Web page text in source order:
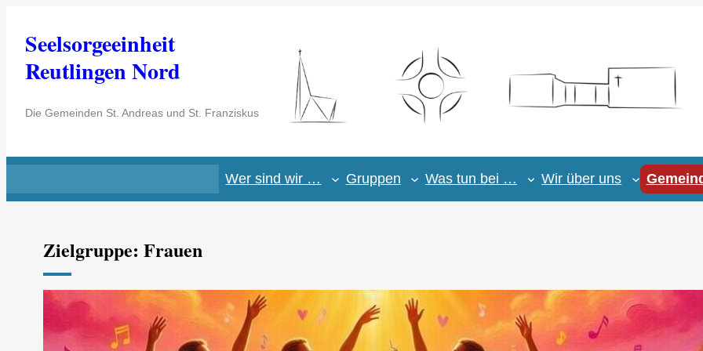
Inhalt
springen
Seelsorgeeinheit
Reutlingen Nord
Die Gemeinden St. Andreas und St. Franziskus
Wer sind wir … Gruppen Was tun bei … Wir über uns
Zielgruppe:Frauen